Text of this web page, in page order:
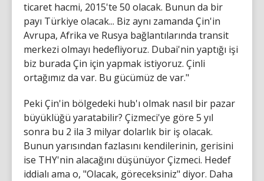
ticaret hacmi, 2015'te 50 olacak. Bunun da bir
payı Türkiye olacak... Biz aynı zamanda Çin'in
Avrupa, Afrika ve Rusya bağlantılarında transit
merkezi olmayı hedefliyoruz. Dubai'nin yaptığı işi
biz burada Çin için yapmak istiyoruz. Çinli
ortağımız da var. Bu gücümüz de var."
Peki Çin'in bölgedeki hub'ı olmak nasıl bir pazar
büyüklüğü yaratabilir? Çizmeci'ye göre 5 yıl
sonra bu 2 ila 3 milyar dolarlık bir iş olacak.
Bunun yarısından fazlasını kendilerinin, gerisini
ise THY'nin alacağını düşünüyor Çizmeci. Hedef
iddialı ama o, "Olacak, göreceksiniz" diyor. Daha